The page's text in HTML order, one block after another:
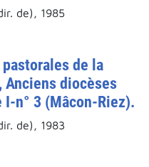
de), 1985
de la
Anciens diocèses
I-n° 3 (Mâcon-Riez).
de), 1983